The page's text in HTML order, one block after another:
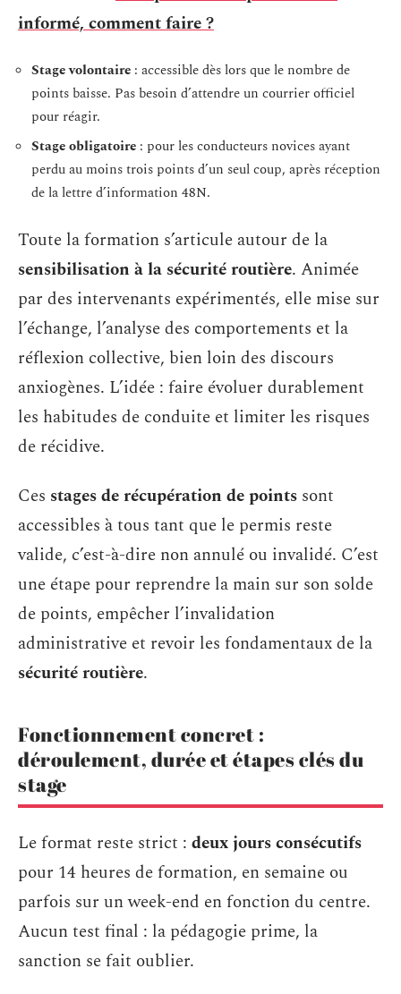
informé, comment faire ?
Stage volontaire : accessible dès lors que le nombre de
points baisse. Pas besoin d’attendre un courrier officiel
pour réagir.
Stage obligatoire : pour les conducteurs novices ayant
perdu au moins trois points d’un seul coup, après réception
de la lettre d’information 48N.
Toute la formation s’articule autour de la
sensibilisation à la sécurité routière. Animée
par des intervenants expérimentés, elle mise sur
l’échange, l’analyse des comportements et la
réflexion collective, bien loin des discours
anxiogènes. L’idée : faire évoluer durablement
les habitudes de conduite et limiter les risques
de récidive.
Ces stages de récupération de points sont
accessibles à tous tant que le permis reste
valide, c’est-à-dire non annulé ou invalidé. C’est
une étape pour reprendre la main sur son solde
de points, empêcher l’invalidation
administrative et revoir les fondamentaux de la
sécurité routière.
Fonctionnement concret :
déroulement, durée et étapes clés du
stage
Le format reste strict : deux jours consécutifs
pour 14 heures de formation, en semaine ou
parfois sur un week-end en fonction du centre.
Aucun test final : la pédagogie prime, la
sanction se fait oublier.